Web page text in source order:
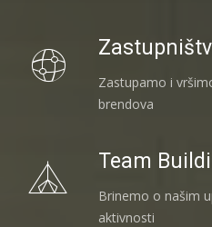
Zastupamo i
brendova
Team
Brinemo o našim
aktivnosti